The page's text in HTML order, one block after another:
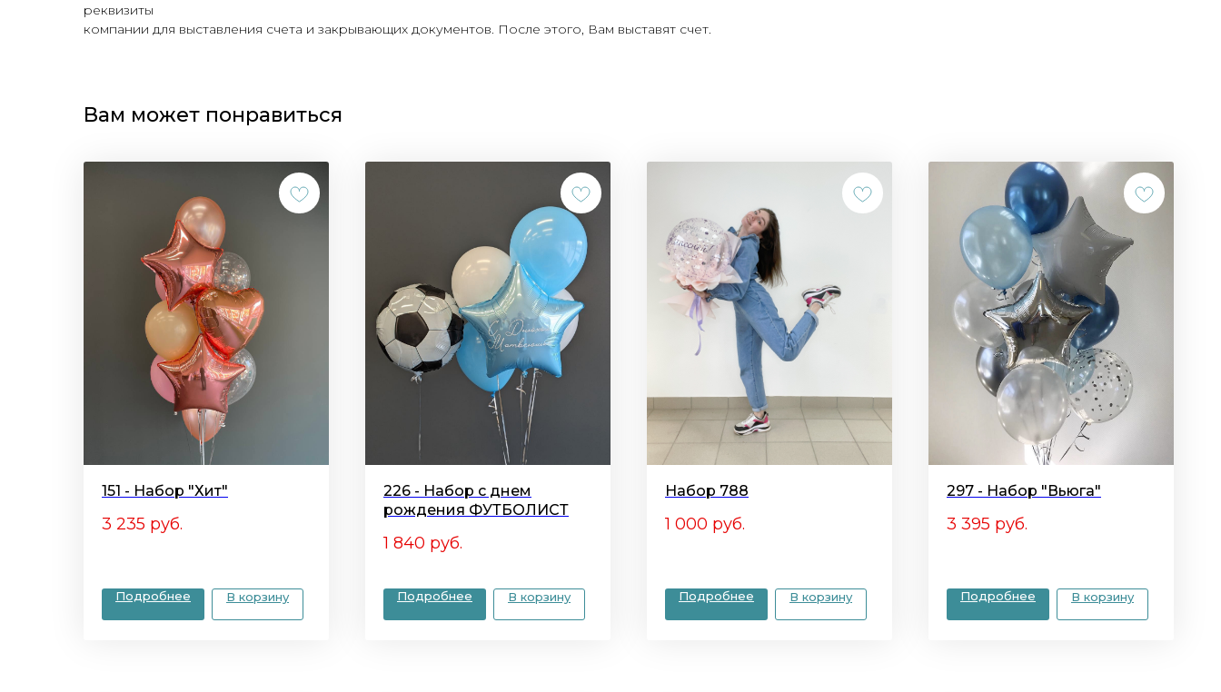
реквизиты
компании для выставления счета и закрывающих документов. После этого, Вам выставят счет.
Вам может понравиться
151 - Набор "Хит"
3 235 руб.
Подробнее В корзину
226 - Набор с днем
рождения ФУТБОЛИСТ
1 840 руб.
Подробнее В корзину
Набор 788
1 000 руб.
Подробнее В корзину
297 - Набор "Вьюга"
3 395 руб.
Подробнее В корзину